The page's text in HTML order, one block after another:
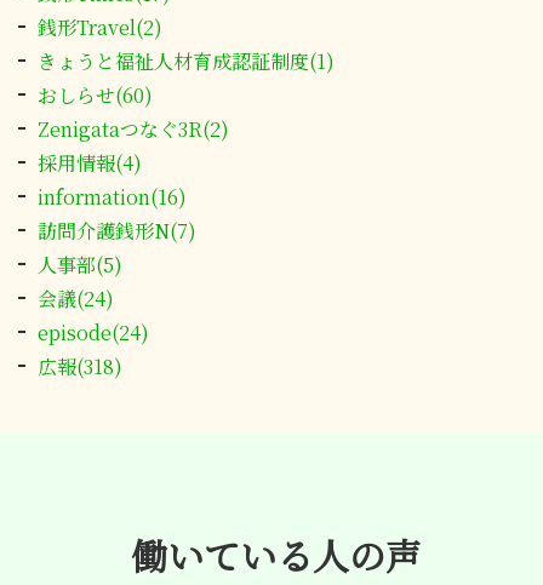
銭形Travel(2)
きょうと福祉人材育成認証制度(1)
おしらせ(60)
Zenigataつなぐ3R(2)
採用情報(4)
information(16)
訪問介護銭形N(7)
人事部(5)
会議(24)
episode(24)
広報(318)
働いている人の声